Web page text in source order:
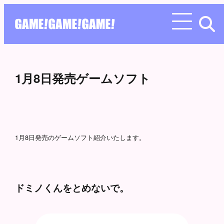
1月8日発売ゲームソフト
1月8日発売のゲームソフト紹介いたします。
ドミノくんをとめないで。